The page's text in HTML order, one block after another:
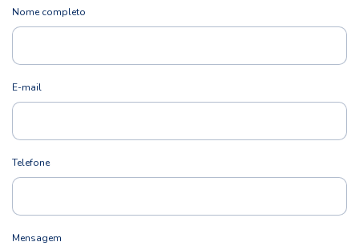
Nome completo
E-mail
Telefone
Mensagem